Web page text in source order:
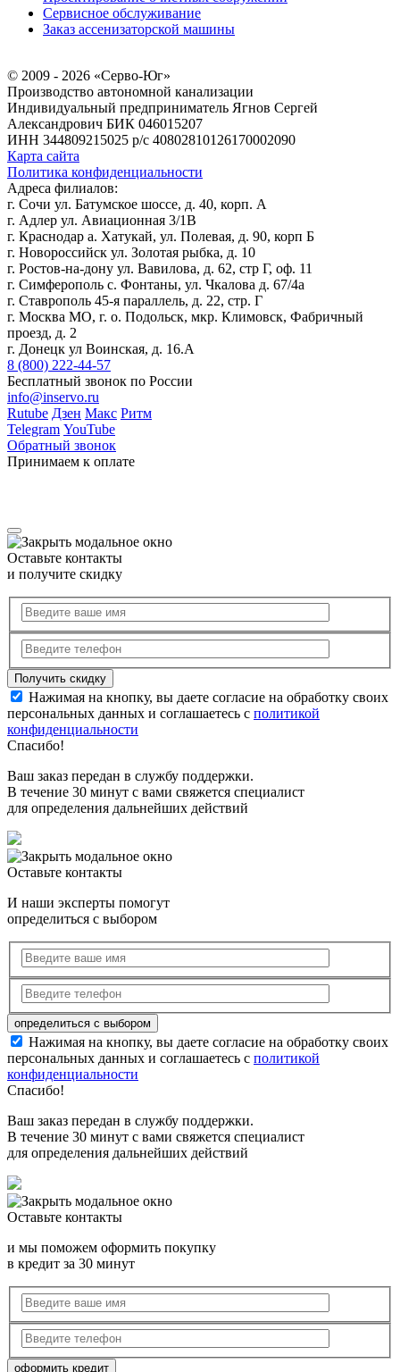
Сервисное обслуживание
Заказ ассенизаторской машины
© 2009 - 2026 «Серво-Юг»
Производство автономной канализации
Индивидуальный предприниматель Ягнов Сергей
Александрович БИК 046015207
ИНН 344809215025 р/с 40802810126170002090
Карта сайта
Политика конфиденциальности
Адреса филиалов:
г. Сочи ул. Батумское шоссе, д. 40, корп. А
г. Адлер ул. Авиационная 3/1В
г. Краснодар а. Хатукай, ул. Полевая, д. 90, корп Б
г. Новороссийск ул. Золотая рыбка, д. 10
г. Ростов-на-дону ул. Вавилова, д. 62, стр Г, оф. 11
г. Симферополь с. Фонтаны, ул. Чкалова д. 67/4а
г. Ставрополь 45-я параллель, д. 22, стр. Г
г. Москва МО, г. о. Подольск, мкр. Климовск, Фабричный
проезд, д. 2
г. Донецк ул Воинская, д. 16.А
8 (800) 222-44-57
Бесплатный звонок по России
info@inservo.ru
Rutube Дзен Макс Ритм
Telegram YouTube
Обратный звонок
Принимаем к оплате
Оставьте контакты
и получите скидку
Нажимая на кнопку, вы даете согласие на обработку своих
персональных данных и соглашаетесь с политикой
конфиденциальности
Спасибо!
Ваш заказ передан в службу поддержки.
В течение 30 минут с вами свяжется специалист
для определения дальнейших действий
Оставьте контакты
И наши эксперты помогут
определиться с выбором
Нажимая на кнопку, вы даете согласие на обработку своих
персональных данных и соглашаетесь с политикой
конфиденциальности
Спасибо!
Ваш заказ передан в службу поддержки.
В течение 30 минут с вами свяжется специалист
для определения дальнейших действий
Оставьте контакты
и мы поможем оформить покупку
в кредит за 30 минут